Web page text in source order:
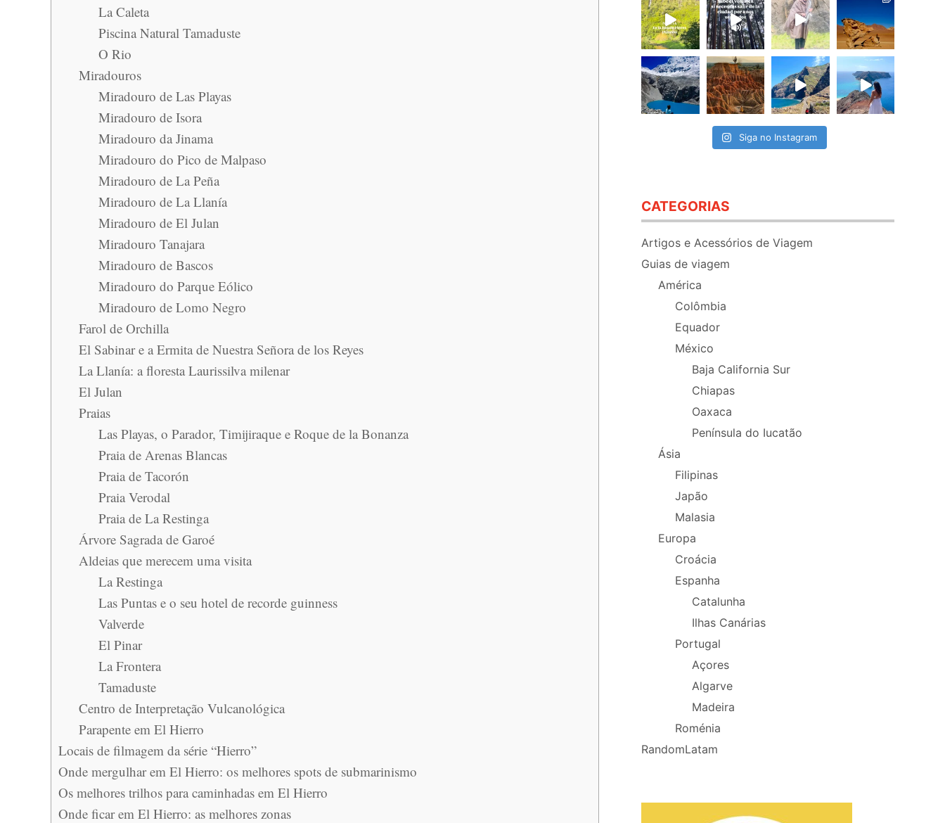
La Caleta
Piscina Natural Tamaduste
O Rio
Miradouros
Miradouro de Las Playas
Miradouro de Isora
Miradouro da Jinama
Miradouro do Pico de Malpaso
Miradouro de La Peña
Miradouro de La Llanía
Miradouro de El Julan
Miradouro Tanajara
Miradouro de Bascos
Miradouro do Parque Eólico
Miradouro de Lomo Negro
Farol de Orchilla
El Sabinar e a Ermita de Nuestra Señora de los Reyes
La Llanía: a floresta Laurissilva milenar
El Julan
Praias
Las Playas, o Parador, Timijiraque e Roque de la Bonanza
Praia de Arenas Blancas
Praia de Tacorón
Praia Verodal
Praia de La Restinga
Árvore Sagrada de Garoé
Aldeias que merecem uma visita
La Restinga
Las Puntas e o seu hotel de recorde guinness
Valverde
El Pinar
La Frontera
Tamaduste
Centro de Interpretação Vulcanológica
Parapente em El Hierro
Locais de filmagem da série “Hierro”
Onde mergulhar em El Hierro: os melhores spots de submarinismo
Os melhores trilhos para caminhadas em El Hierro
Onde ficar em El Hierro: as melhores zonas
Siga no Instagram
CATEGORIAS
Artigos e Acessórios de Viagem
Guias de viagem
América
Colômbia
Equador
México
Baja California Sur
Chiapas
Oaxaca
Península do Iucatão
Ásia
Filipinas
Japão
Malasia
Europa
Croácia
Espanha
Catalunha
Ilhas Canárias
Portugal
Açores
Algarve
Madeira
Roménia
RandomLatam